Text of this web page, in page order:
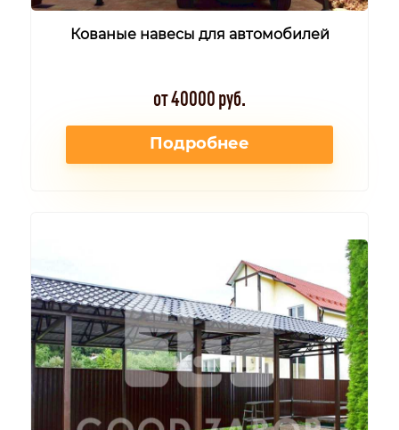
Кованые навесы для автомобилей
от 40000 руб.
Подробнее